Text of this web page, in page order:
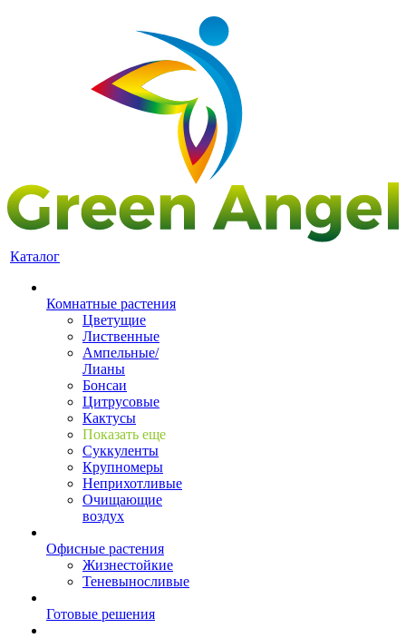
Каталог
Комнатные растения
Цветущие
Лиственные
Ампельные/
Лианы
Бонсаи
Цитрусовые
Кактусы
Показать еще
Суккуленты
Крупномеры
Неприхотливые
Очищающие
воздух
Офисные растения
Жизнестойкие
Теневыносливые
Готовые решения